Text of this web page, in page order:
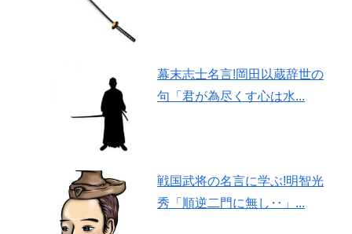
幕末志士名言!岡田以蔵辞世の
句「君が為尽くす心は水...
戦国武将の名言に学ぶ!明智光
秀「順逆二門に無し‥」...